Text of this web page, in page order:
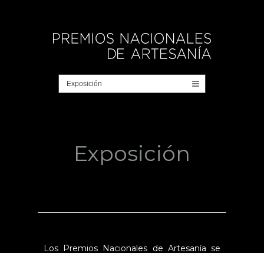
Exposición
Los Premios Nacionales de Artesanía se